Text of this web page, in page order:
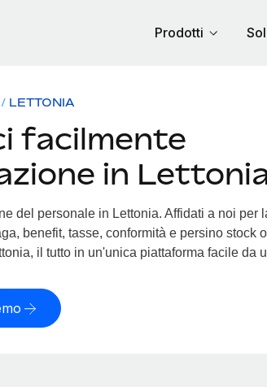
Prodotti
LETTONIA
facilmente
in
del personale in Lettonia. Affidati a noi per
benefit, tasse, conformità e persino stock
il tutto in un'unica piattaforma facile da